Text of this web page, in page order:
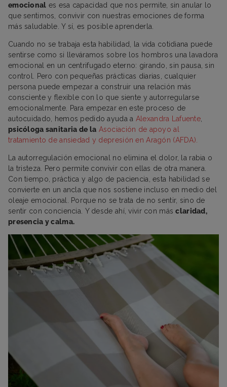
emocional es esa capacidad que nos permite, sin anular lo
que sentimos, convivir con nuestras emociones de forma
más saludable. Y sí, es posible aprenderla.
Cuando no se trabaja esta habilidad, la vida cotidiana puede
sentirse como si lleváramos sobre los hombros una lavadora
emocional en un centrifugado eterno: girando, sin pausa, sin
control. Pero con pequeñas prácticas diarias, cualquier
persona puede empezar a construir una relación más
consciente y flexible con lo que siente y autorregularse
emocionalmente. Para empezar en este proceso de
autocuidado, hemos pedido ayuda a Alexandra Lafuente,
psicóloga sanitaria de la Asociación de apoyo al
tratamiento de ansiedad y depresión en Aragón (AFDA).
La autorregulación emocional no elimina el dolor, la rabia o
la tristeza. Pero permite convivir con ellas de otra manera.
Con tiempo, práctica y algo de paciencia, esta habilidad se
convierte en un ancla que nos sostiene incluso en medio del
oleaje emocional. Porque no se trata de no sentir, sino de
sentir con conciencia. Y desde ahí, vivir con másclaridad,
presencia y calma.